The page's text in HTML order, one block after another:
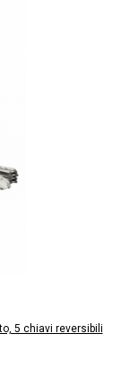
5 chiavi reversibili